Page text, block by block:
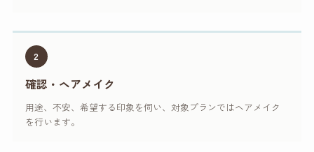
2
確認・ヘアメイク
用途、不安、希望する印象を伺い、対象プランではヘアメイク
を行います。